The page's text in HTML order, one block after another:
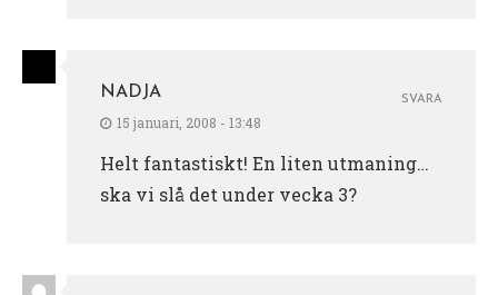
NADJA
15 januari, 2008 - 13:48
Helt fantastiskt! En liten utmaning…
ska vi slå det under vecka 3?
SVARA